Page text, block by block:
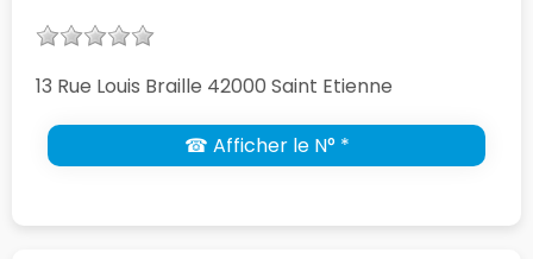
13 Rue Louis Braille 42000 Saint Etienne
☎ Afficher le N° *